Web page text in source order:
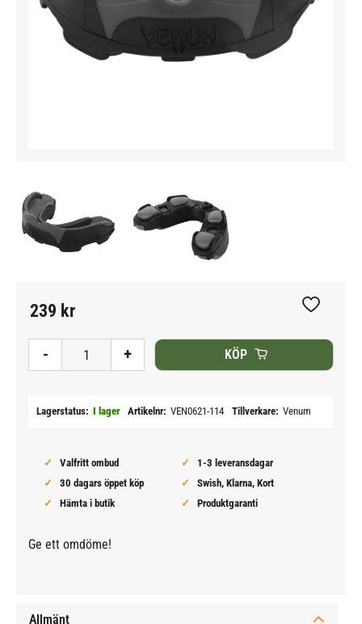
239 kr
+
- KÖP
Lägg till
Lagerstatus I lager Artikelnr VEN0621-114 Tillverkare Venum
Valfritt ombud
1-3 leveransdagar
30 dagars öppet köp
Swish, Klarna, Kort
Hämta i butik
Produktgaranti
Ge ett omdöme!
Allmänt